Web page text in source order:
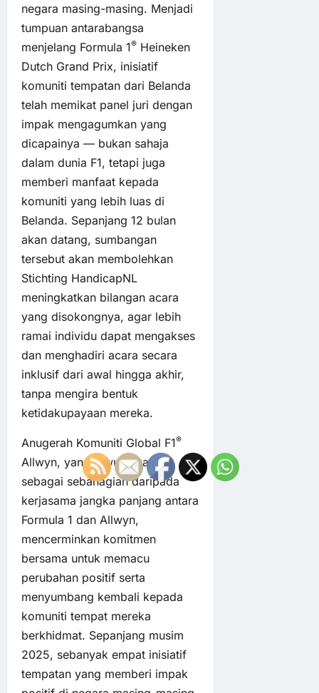
negara masing-masing. Menjadi
tumpuan antarabangsa
menjelang Formula 1® Heineken
Dutch Grand Prix, inisiatif
komuniti tempatan dari Belanda
telah memikat panel juri dengan
impak mengagumkan yang
dicapainya — bukan sahaja
dalam dunia F1, tetapi juga
memberi manfaat kepada
komuniti yang lebih luas di
Belanda. Sepanjang 12 bulan
akan datang, sumbangan
tersebut akan membolehkan
Stichting HandicapNL
meningkatkan bilangan acara
yang disokongnya, agar lebih
ramai individu dapat mengakses
dan menghadiri acara secara
inklusif dari awal hingga akhir,
tanpa mengira bentuk
ketidakupayaan mereka.
Anugerah Komuniti Global F1®
Allwyn, yang diwujudkan
sebagai sebahagian daripada
kerjasama jangka panjang antara
Formula 1 dan Allwyn,
mencerminkan komitmen
bersama untuk memacu
perubahan positif serta
menyumbang kembali kepada
komuniti tempat mereka
berkhidmat. Sepanjang musim
2025, sebanyak empat inisiatif
tempatan yang memberi impak